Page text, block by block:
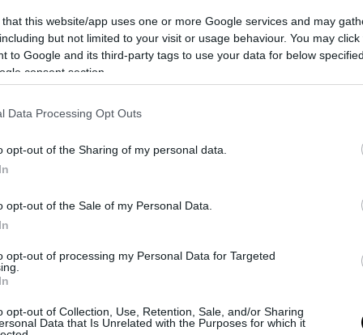
that this website/app uses one or more Google services and may
but not limited to your visit or usage behaviour. You may
to Google and its third-party tags to use your data for below
consent section.
Data Processing Opt Outs
opt-out of the Sharing of my personal data.
opt-out of the Sale of my Personal Data.
opt-out of processing my Personal Data for Targeted
opt-out of Collection, Use, Retention, Sale, and/or Sharing
Data that Is Unrelated with the Purposes for which it
μιλούν και για πρώτη διέλευση
από την έναρξη της κρίσης, σε
γεγονός που ενισχύει τα σημάδια μερικής
στο στενό.
οι διεθνείς παρατηρητές επισημαίνουν ότι η
παραμένει εύθραυστη, με το καθεστώς
να εξαρτάται από τις αποφάσεις των
διέλευσης των ουκρανικών δυνάμεων στην
με δημοσίευμα της Telegraph: Δόθηκε εξαψήφια
σε φερόμενη ως ερωμένη του Τζιάνι